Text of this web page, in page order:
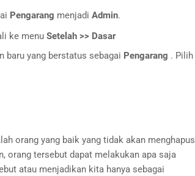
Pengarang menjadi Admin.
ke menu Setelah >> Dasar
baru yang berstatus sebagai Pengarang . Pilih
orang yang baik yang tidak akan menghapus
orang tersebut dapat melakukan apa saja
atau menjadikan kita hanya sebagai